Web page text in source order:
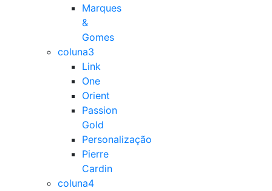
Marques
&
Gomes
coluna3
Link
One
Orient
Passion
Gold
Personalização
Pierre
Cardin
coluna4